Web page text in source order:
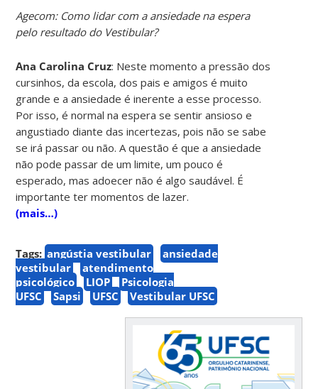
Agecom: Como lidar com a ansiedade na espera
pelo resultado do Vestibular?
Ana Carolina Cruz: Neste momento a pressão dos
cursinhos, da escola, dos pais e amigos é muito
grande e a ansiedade é inerente a esse processo.
Por isso, é normal na espera se sentir ansioso e
angustiado diante das incertezas, pois não se sabe
se irá passar ou não. A questão é que a ansiedade
não pode passar de um limite, um pouco é
esperado, mas adoecer não é algo saudável. É
importante ter momentos de lazer.
(mais…)
Tags: angústia vestibular
ansiedade
vestibular
atendimento
psicológico
LIOP
Psicologia
UFSC
Sapsi UFSC Vestibular UFSC